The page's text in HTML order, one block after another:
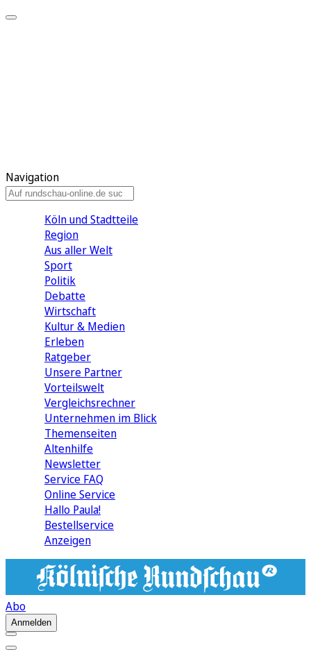
Navigation
Köln und Stadtteile
Region
Aus aller Welt
Sport
Politik
Debatte
Wirtschaft
Kultur & Medien
Erleben
Ratgeber
Unsere Partner
Vorteilswelt
Vergleichsrechner
Unternehmen im Blick
Themenseiten
Altenhilfe
Newsletter
Service FAQ
Online Service
Hallo Paula!
Bestellservice
Anzeigen
Abo
Anmelden